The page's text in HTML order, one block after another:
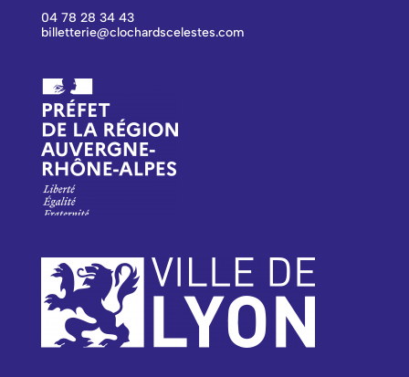
04 78 28 34 43
billetterie@clochardscelestes.com